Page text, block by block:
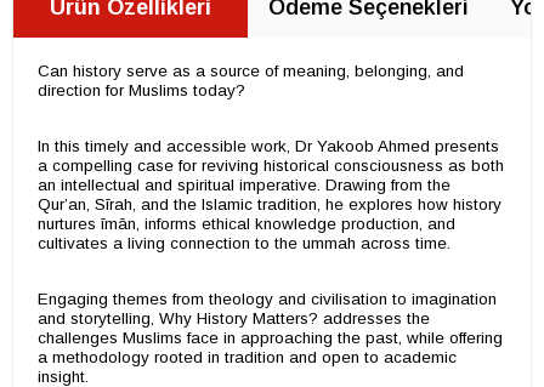
Ürün Özellikleri Ödeme Seçenekleri
Can history serve as a source of meaning, belonging, and
direction for Muslims today?
In this timely and accessible work, Dr Yakoob Ahmed presents
a compelling case for reviving historical consciousness as both
an intellectual and spiritual imperative. Drawing from the
Qur’an, Sīrah, and the Islamic tradition, he explores how history
nurtures īmān, informs ethical knowledge production, and
cultivates a living connection to the ummah across time.
Engaging themes from theology and civilisation to imagination
and storytelling, Why History Matters? addresses the
challenges Muslims face in approaching the past, while offering
a methodology rooted in tradition and open to academic
insight.